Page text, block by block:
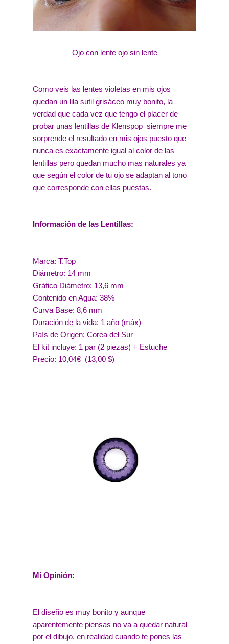
Ojo con lente ojo sin lente
Como veis las lentes violetas en mis ojos
quedan un lila sutil grisáceo muy bonito, la
verdad que cada vez que tengo el placer de
probar unas lentillas de Klenspop siempre me
sorprende el resultado en mis ojos puesto que
nunca es exactamente igual al color de las
lentillas pero quedan mucho mas naturales ya
que según el color de tu ojo se adaptan al tono
que corresponde con ellas puestas.
Información de las Lentillas:
Marca: T.Top
Diámetro: 14 mm
Gráfico Diámetro: 13,6 mm
Contenido en Agua: 38%
Curva Base: 8,6 mm
Duración de la vida: 1 año (máx)
País de Origen: Corea del Sur
El kit incluye: 1 par (2 piezas) + Estuche
Precio: 10,04€ (13,00 $)
Mi Opinión:
El diseño es muy bonito y aunque
aparentemente piensas no va a quedar natural
por el dibujo, en realidad cuando te pones las